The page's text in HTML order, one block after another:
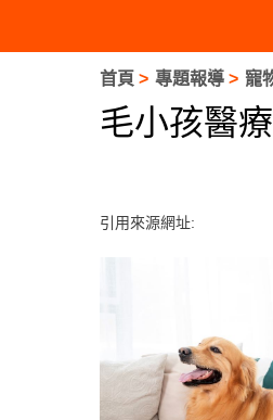
首頁 專題報導 寵
毛小孩醫
引用來源網址: